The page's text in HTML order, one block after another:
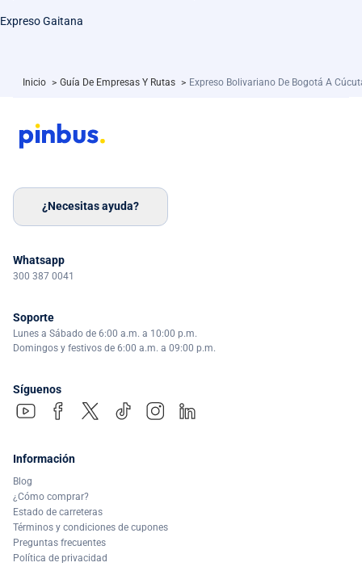
Expreso Gaitana
Inicio > Guía De Empresas Y Rutas > Expreso Bolivariano De Bogotá A
¿Necesitas ayuda?
Whatsapp
300 387 0041
Soporte
Lunes a Sábado de 6:00 a.m. a 10:00 p.m.
Domingos y festivos de 6:00 a.m. a 09:00 p.m.
Síguenos
Información
Blog
¿Cómo comprar?
Estado de carreteras
Términos y condiciones de cupones
Preguntas frecuentes
Política de privacidad